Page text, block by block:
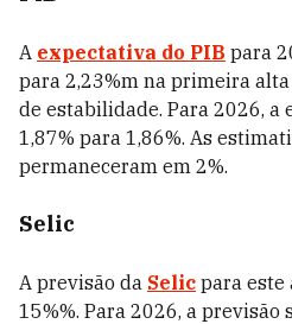
A expectativa do PIB para
para 2,23%m na primeira
de estabilidade. Para 2026, a
1,87% para 1,86%. As
permaneceram em 2%.
Selic
A previsão da Selic para este
15%%. Para 2026, a previsão